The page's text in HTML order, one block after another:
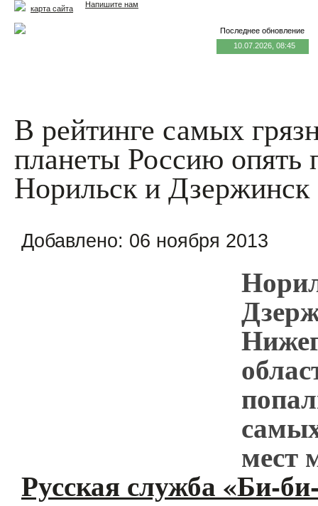
Напишите нам
карта сайта
Последнее обновление
10.07.2026, 08:45
В рейтинге самых
планеты Россию опять
Норильск и Дзержинск
Добавлено: 06 ноября 2013
мест
Русская служба «Би-